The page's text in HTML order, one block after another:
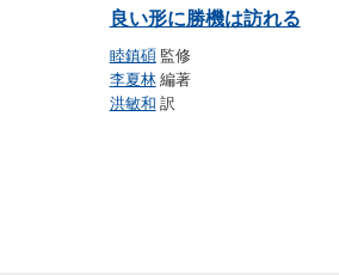
良い形に勝機は訪れる
睦鎮碩監修
李夏林編著
洪敏和 訳